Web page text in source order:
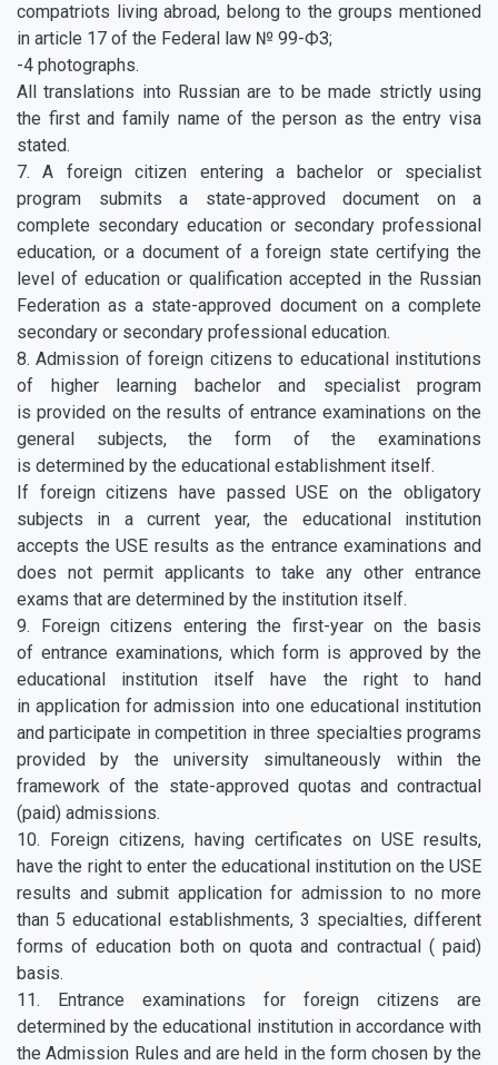
compatriots living abroad, belong to the groups mentioned
in article 17 of the Federal law № 99-ФЗ;
-4 photographs.
All translations into Russian are to be made strictly using
the first and family name of the person as the entry visa
stated.
7. A foreign citizen entering a bachelor or specialist
program submits a state-approved document on a
complete secondary education or secondary professional
education, or a document of a foreign state certifying the
level of education or qualification accepted in the Russian
Federation as a state-approved document on a complete
secondary or secondary professional education.
8. Admission of foreign citizens to educational institutions
of higher learning bachelor and specialist program
is provided on the results of entrance examinations on the
general subjects, the form of the examinations
is determined by the educational establishment itself.
If foreign citizens have passed USE on the obligatory
subjects in a current year, the educational institution
accepts the USE results as the entrance examinations and
does not permit applicants to take any other entrance
exams that are determined by the institution itself.
9. Foreign citizens entering the first-year on the basis
of entrance examinations, which form is approved by the
educational institution itself have the right to hand
in application for admission into one educational institution
and participate in competition in three specialties programs
provided by the university simultaneously within the
framework of the state-approved quotas and contractual
(paid) admissions.
10. Foreign citizens, having certificates on USE results,
have the right to enter the educational institution on the USE
results and submit application for admission to no more
than 5 educational establishments, 3 specialties, different
forms of education both on quota and contractual ( paid)
basis.
11. Entrance examinations for foreign citizens are
determined by the educational institution in accordance with
the Admission Rules and are held in the form chosen by the